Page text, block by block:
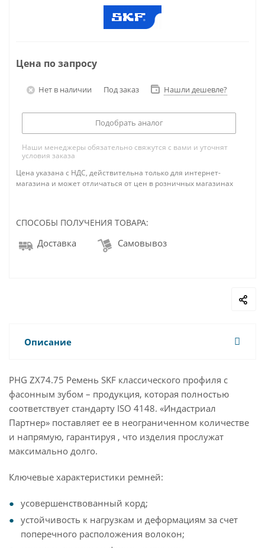
Цена по запросу
Нет в наличии Под заказ Нашли дешевле?
Подобрать аналог
Наши менеджеры обязательно свяжутся с вами и уточнят
условия заказа
Цена указана с НДС, действительна только для интернет-
магазина и может отличаться от цен в розничных магазинах
СПОСОБЫ ПОЛУЧЕНИЯ ТОВАРА:
Доставка Самовывоз
Описание
PHG ZX74.75 Ремень SKF классического профиля с
фасонным зубом – продукция, которая полностью
соответствует стандарту ISO 4148. «Индастриал
Партнер» поставляет ее в неограниченном количестве
и напрямую, гарантируя , что изделия прослужат
максимально долго.
Ключевые характеристики ремней:
усовершенствованный корд;
устойчивость к нагрузкам и деформациям за счет
поперечного расположения волокон;